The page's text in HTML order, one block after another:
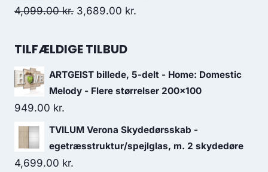
4,099.00kr. 3,689.00 kr.
TILFÆLDIGE TILBUD
ARTGEIST billede, 5-delt - Home: Domestic
Melody - Flere størrelser 200x100
949.00 kr.
TVILUM Verona Skydedørsskab -
egetræsstruktur/spejlglas, m. 2 skydedøre
4,699.00 kr.